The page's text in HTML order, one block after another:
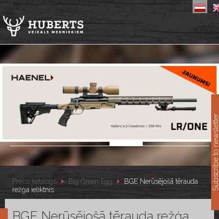
Preču katalogs Big Green Egg
BGE Nerūsējošā tērauda
režģa ieliktnis
BGE Nerūsējošā tērauda režģa
Subscribe